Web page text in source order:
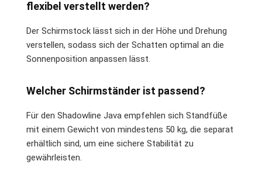
flexibel verstellt werden?
Der Schirmstock lässt sich in der Höhe und Drehung
verstellen, sodass sich der Schatten optimal an die
Sonnenposition anpassen lässt.
Welcher Schirmständer ist passend?
Für den Shadowline Java empfehlen sich Standfüße
mit einem Gewicht von mindestens 50 kg, die separat
erhältlich sind, um eine sichere Stabilität zu
gewährleisten.